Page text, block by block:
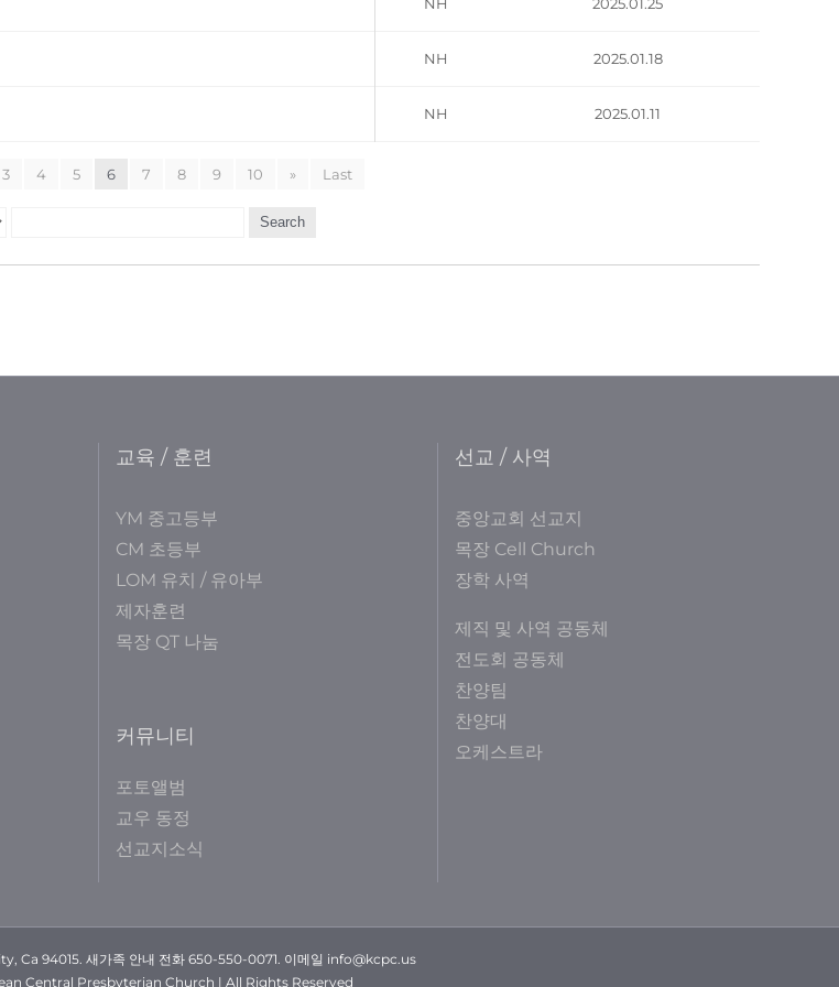
NH 2025.01.18
NH 2025.01.11
3 4 5 6 7 8 9 10 » Last
Search
교육 / 훈련
YM 중고등부
CM 초등부
LOM 유치 / 유아부
제자훈련
목장 QT 나눔
커뮤니티
포토앨범
교우 동정
선교지소식
선교 / 사역
중앙교회 선교지
목장 Cell Church
장학 사역
제직 및 사역 공동체
전도회 공동체
찬양팀
찬양대
오케스트라
Ca 94015. 새가족 안내 전화 650-550-0071. 이메일 info@kcpc.us
Central Presbyterian Church | All Rights Reserved